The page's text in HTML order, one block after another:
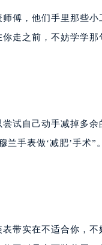
步行街2号融恒时代广
10号华润大厦写字楼
号亨得利名表服务
1067号置信广场10层
西路600号富力中心
路1号民盈国贸中心
57号圆融广场写字楼
傅，他们手里那些
走之前，不妨学学
试自己动手减掉多
兰手表做‘减肥’手术
带实在不适合你，